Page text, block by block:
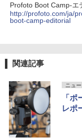
Profoto Boot Camp-エ
http://profoto.com/ja/
boot-camp-editorial
関連記事
ニュー
「
レポ